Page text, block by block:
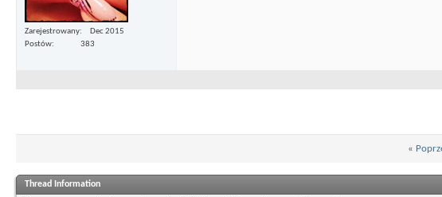
Zarejestrowany
Dec 2015
Postów
383
«
Thread Information